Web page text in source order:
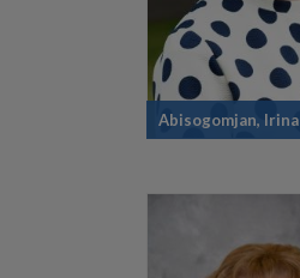
Abisogomjan, Irina